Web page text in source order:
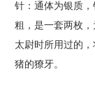
针：通体为银质
粗，是一套两枚
太尉时所用过的
猪的獠牙。